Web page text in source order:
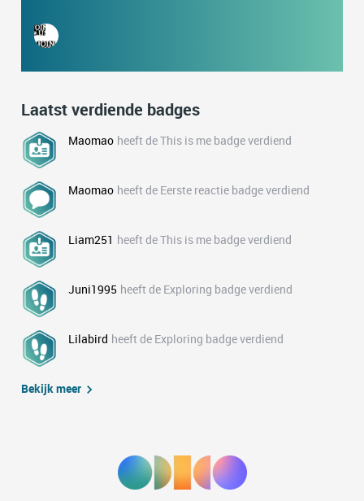
Laatst verdiende badges
Maomao heeft de This is me badge verdiend
Maomao heeft de Eerste reactie badge verdiend
Liam251 heeft de This is me badge verdiend
Juni1995 heeft de Exploring badge verdiend
Lilabird heeft de Exploring badge verdiend
Bekijk meer